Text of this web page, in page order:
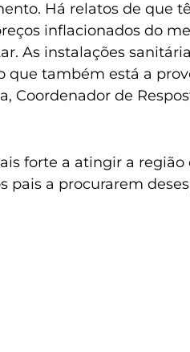
Há relatos de que
inflacionados do
As instalações
que também está a
Coordenador de
forte a atingir a região
pais a procurarem